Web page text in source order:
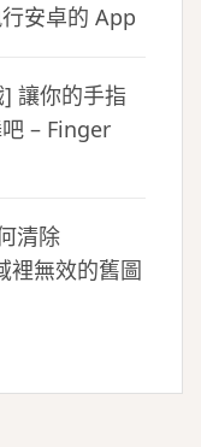
安卓的 App
讓你的手指
– Finger
清除
裡無效的舊圖